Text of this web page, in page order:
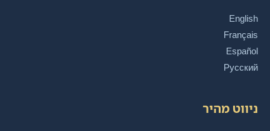
English
Français
Español
Русский
ניווט מהיר